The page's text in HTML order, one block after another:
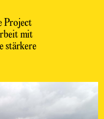
Project
mit
stärkere